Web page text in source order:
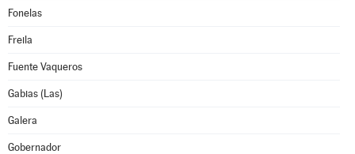
Fonelas
Freila
Fuente Vaqueros
Gabias (Las)
Galera
Gobernador